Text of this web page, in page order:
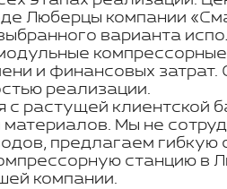
Люберцы компании
варианта
и финансовых
реализации.
растущей клиентской
Мы не
предлагаем
станцию в
компании.